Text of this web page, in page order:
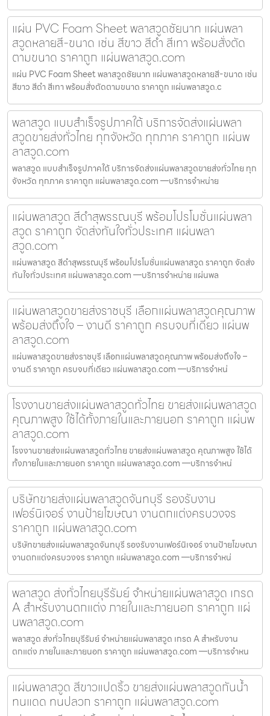
แผ่น PVC Foam Sheet พลาสวูดชัยนาท แผ่นพลา
สวูดหลายสี-ขนาด เช่น สีขาว สีดำ สีเทา พร้อมสั่งตัด
ตามขนาด ราคาถูก แผ่นพลาสวูด.com
แผ่น PVC Foam Sheet พลาสวูดชัยนาท แผ่นพลาสวูดหลายสี-ขนาด เช่น
สีขาว สีดำ สีเทา พร้อมสั่งตัดตามขนาด ราคาถูก แผ่นพลาสวูด.c
พลาสวูด แบบสำเร็จรูปภาคใต้ บริการจัดส่งแผ่นพลา
สวูดขายส่งทั่วไทย ทุกจังหวัด ทุกภาค ราคาถูก แผ่นพ
ลาสวูด.com
พลาสวูด แบบสำเร็จรูปภาคใต้ บริการจัดส่งแผ่นพลาสวูดขายส่งทั่วไทย ทุก
จังหวัด ทุกภาค ราคาถูก แผ่นพลาสวูด.com —บริการจำหน่าย
แผ่นพลาสวูด สีดำสุพรรณบุรี พร้อมโปรโมชั่นแผ่นพลา
สวูด ราคาถูก จัดส่งทันใจทั่วประเทศ แผ่นพลา
สวูด.com
แผ่นพลาสวูด สีดำสุพรรณบุรี พร้อมโปรโมชั่นแผ่นพลาสวูด ราคาถูก จัดส่ง
ทันใจทั่วประเทศ แผ่นพลาสวูด.com —บริการจำหน่าย แผ่นพล
แผ่นพลาสวูดขายส่งราชบุรี เลือกแผ่นพลาสวูดคุณภาพ
พร้อมส่งถึงใจ – งานดี ราคาถูก ครบจบที่เดียว แผ่นพ
ลาสวูด.com
แผ่นพลาสวูดขายส่งราชบุรี เลือกแผ่นพลาสวูดคุณภาพ พร้อมส่งถึงใจ –
งานดี ราคาถูก ครบจบที่เดียว แผ่นพลาสวูด.com —บริการจำหน่
โรงงานขายส่งแผ่นพลาสวูดทั่วไทย ขายส่งแผ่นพลาสวูด
คุณภาพสูง ใช้ได้ทั้งภายในและภายนอก ราคาถูก แผ่นพ
ลาสวูด.com
โรงงานขายส่งแผ่นพลาสวูดทั่วไทย ขายส่งแผ่นพลาสวูด คุณภาพสูง ใช้ได้
ทั้งภายในและภายนอก ราคาถูก แผ่นพลาสวูด.com —บริการจำหน่
บริษัทขายส่งแผ่นพลาสวูดจันทบุรี รองรับงาน
เฟอร์นิเจอร์ งานป้ายโฆษณา งานตกแต่งครบวงจร
ราคาถูก แผ่นพลาสวูด.com
บริษัทขายส่งแผ่นพลาสวูดจันทบุรี รองรับงานเฟอร์นิเจอร์ งานป้ายโฆษณา
งานตกแต่งครบวงจร ราคาถูก แผ่นพลาสวูด.com —บริการจำหน่
พลาสวูด ส่งทั่วไทยบุรีรัมย์ จำหน่ายแผ่นพลาสวูด เกรด
A สำหรับงานตกแต่ง ภายในและภายนอก ราคาถูก แผ่
นพลาสวูด.com
พลาสวูด ส่งทั่วไทยบุรีรัมย์ จำหน่ายแผ่นพลาสวูด เกรด A สำหรับงาน
ตกแต่ง ภายในและภายนอก ราคาถูก แผ่นพลาสวูด.com —บริการจำหน
แผ่นพลาสวูด สีขาวแปดริ้ว ขายส่งแผ่นพลาสวูดกันน้ำ
ทนแดด ทนปลวก ราคาถูก แผ่นพลาสวูด.com